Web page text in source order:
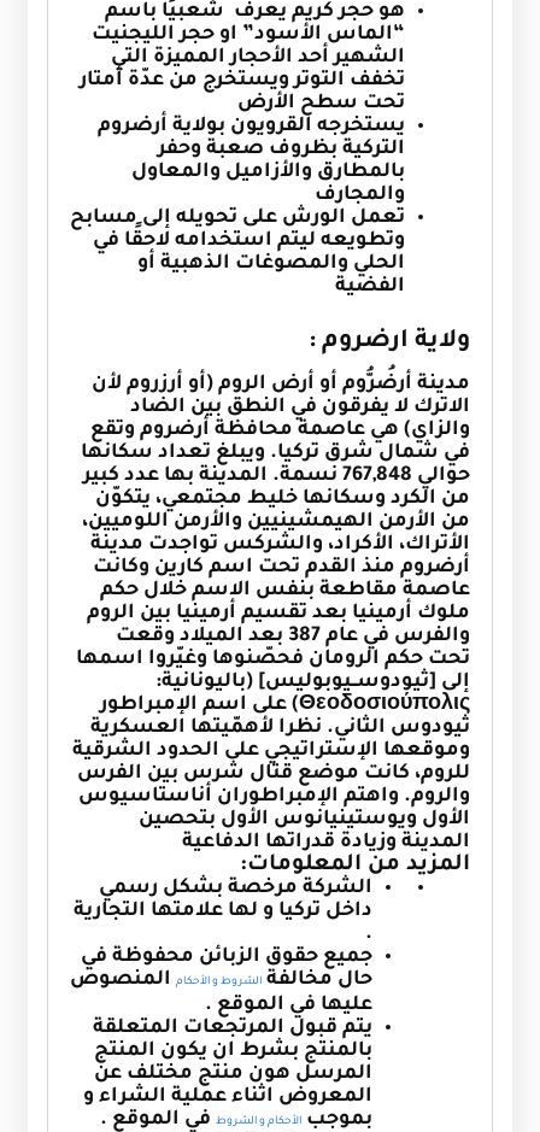
هو حجر كريم يعرف شعبيًا باسم
“الماس الأسود” او حجر الليجنيت
الشهير أحد الأحجار المميزة التي
تخفف التوتر ويستخرج من عدّة أمتار
تحت سطح الأرض
يستخرجه القرويون بولاية أرضروم
التركية بظروف صعبة وحفر
بالمطارق والأزاميل والمعاول
والمجارف
تعمل الورش على تحويله إلى مسابح
وتطويعه ليتم استخدامه لاحقًا في
الحلي والمصوغات الذهبية أو
الفضية
ولاية ارضروم :
مدينة أرضُرُّوم أو أرض الروم (أو أرزروم لأن
الاترك لا يفرقون في النطق بين الضاد
والزاي) هي عاصمة محافظة أرضروم وتقع
في شمال شرق تركيا. ويبلغ تعداد سكانها
حوالي 767,848 نسمة. المدينة بها عدد كبير
من الكرد وسكانها خليط مجتمعي، يتكوّن
من الأرمن الهيمشينيين والأرمن اللوميين،
الأتراك، الأكراد، والشركس تواجدت مدينة
أرضروم منذ القدم تحت اسم كارين وكانت
عاصمة مقاطعة بنفس الاسم خلال حكم
ملوك أرمينيا بعد تقسيم أرمينيا بين الروم
والفرس في عام 387 بعد الميلاد وقعت
تحت حكم الرومان فحصّنوها وغيّروا اسمها
إلى [ثيودوســيوبوليس] (باليونانية:
Θεοδοσιούπολις) على اسم الإمبراطور
ثيودوس الثاني. نظرا لأهمّيتها العسكرية
وموقعها الإستراتيجي على الحدود الشرقية
للروم، كانت موضع قتال شرس بين الفرس
والروم. واهتم الإمبراطوران أناستاسيوس
الأول ويوستينيانوس الأول بتحصين
المدينة وزيادة قدراتها الدفاعية
المزيد من المعلومات:
الشركة مرخصة بشكل رسمي
داخل تركيا و لها علامتها التجارية
.
جميع حقوق الزبائن محفوظة في
حال مخالفة الشروط و الأحكام المنصوص
عليها في الموقع .
يتم قبول المرتجعات المتعلقة
بالمنتج بشرط ان يكون المنتج
المرسل هون منتج مختلف عن
المعروض اثناء عملية الشراء و
بموجب الأحكام و الشروط في الموقع .